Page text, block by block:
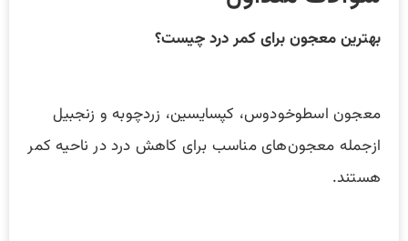
بهترین معجون برای کمر درد چیست؟
معجون اسطوخودوس، کپسایسین، زردچوبه و زنجبیل
ازجمله معجون‌های مناسب برای کاهش درد در ناحیه کمر
هستند.